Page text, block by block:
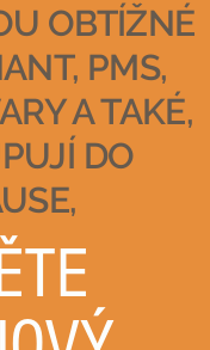
OBTÍŽNÉ
PMS,
A TAKÉ,
DO